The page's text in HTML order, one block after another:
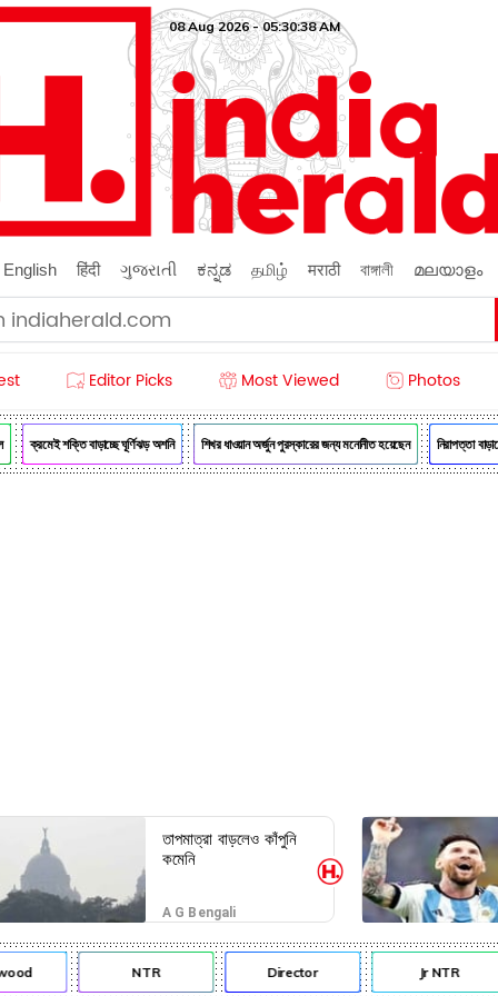
08 Aug 2026 - 05:30:39 AM
English हिंदी ગુજરાતી ಕನ್ನಡ தமிழ் मराठी বাঙ্গালী മലയാളം
Editor Picks Most Viewed Photos
ক্রমেই শক্তি বাড়াচ্ছে ঘূর্ণিঝড় অশনি শিখর ধাওয়ান অর্জুন পুরস্কারের জন্য মনোনীত হয়েছেন নিরাপত্তা বাড়ানো
তাপমাত্রা বাড়লেও কাঁপুনি
কমেনি
A G Bengali
NTR Director Jr NTR